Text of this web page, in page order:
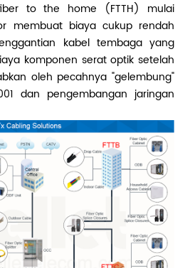
to the home (FTTH) mulai
membuat biaya cukup rendah
kabel tembaga yang
komponen serat optik setelah
oleh pecahnya "gelembung"
dan pengembangan jaringan